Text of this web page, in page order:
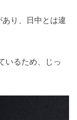
あり、日中とは違
いるため、じっ